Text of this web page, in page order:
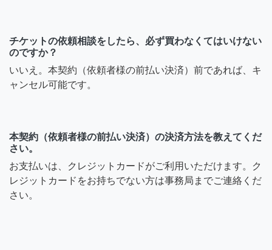
チケットの依頼相談をしたら、必ず買わなくてはいけない
のですか？
いいえ。本契約（依頼者様の前払い決済）前であれば、キ
ャンセル可能です。
本契約（依頼者様の前払い決済）の決済方法を教えてくだ
さい。
お支払いは、クレジットカードがご利用いただけます。ク
レジットカードをお持ちでない方は事務局までご連絡くだ
さい。